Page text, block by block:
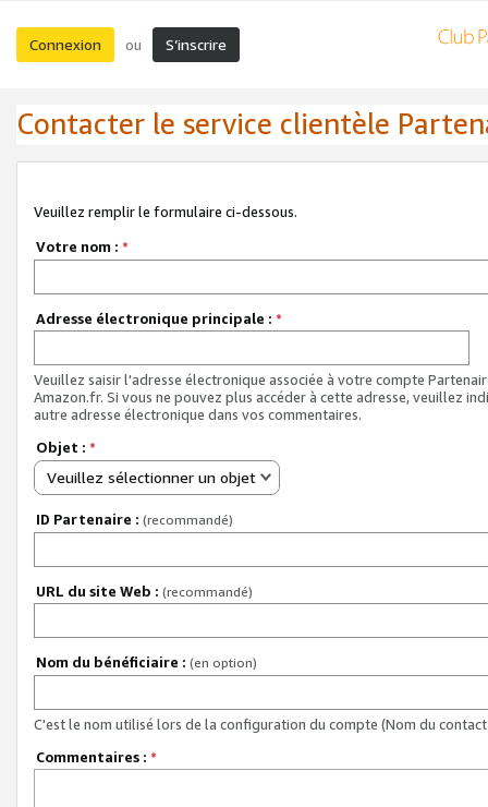
Connexion ou S’inscrire
Contacter le service clientèle
Veuillez remplir le formulaire ci-dessous.
Votre nom : *
Adresse électronique principale : *
Veuillez saisir l'adresse électronique associée à votre compte
Amazon.fr. Si vous ne pouvez plus accéder à cette adresse, veuillez
autre adresse électronique dans vos commentaires.
Objet : *
Veuillez sélectionner un objet
ID Partenaire : (recommandé)
URL du site Web : (recommandé)
Nom du bénéficiaire : (en option)
C'est le nom utilisé lors de la configuration du compte (Nom du
Commentaires : *